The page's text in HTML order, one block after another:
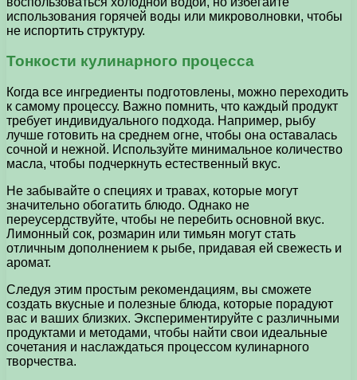
использования горячей воды или микроволновки, чтобы
не испортить структуру.
Тонкости кулинарного процесса
Когда все ингредиенты подготовлены, можно переходить
к самому процессу. Важно помнить, что каждый продукт
требует индивидуального подхода. Например, рыбу
лучше готовить на среднем огне, чтобы она оставалась
сочной и нежной. Используйте минимальное количество
масла, чтобы подчеркнуть естественный вкус.
Не забывайте о специях и травах, которые могут
значительно обогатить блюдо. Однако не
переусердствуйте, чтобы не перебить основной вкус.
Лимонный сок, розмарин или тимьян могут стать
отличным дополнением к рыбе, придавая ей свежесть и
аромат.
Следуя этим простым рекомендациям, вы сможете
создать вкусные и полезные блюда, которые порадуют
вас и ваших близких. Экспериментируйте с различными
продуктами и методами, чтобы найти свои идеальные
сочетания и наслаждаться процессом кулинарного
творчества.